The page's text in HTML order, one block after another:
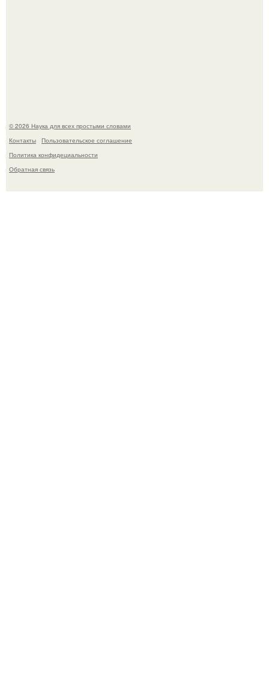
© 2026 Наука для всех простыми словами
Контакты
Пользовательское соглашение
Политика конфидециальности
Обратная связь